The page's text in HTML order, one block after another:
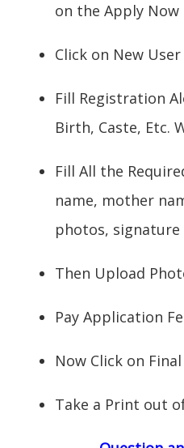
on the Apply
Click on New
Fill Registration
Birth, Caste, Etc.
Fill All the
name, mother
photos, signature
Then Upload
Pay Application
Now Click on
Take a Print out